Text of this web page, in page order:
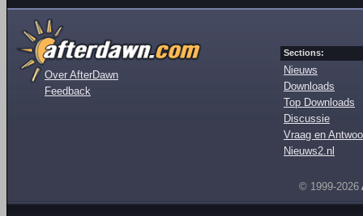
Over AfterDawn
Feedback
Sections:
Nieuws
Downloads
Top Downloads
Discussie
Vraag en
Nieuws2.nl
© 1999-2026